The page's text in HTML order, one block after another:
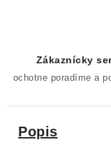
Zákaznícky
ochotne poradíme a
Popis